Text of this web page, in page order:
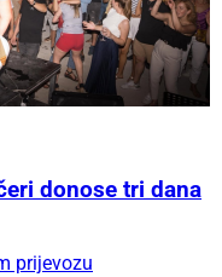
donose tri dana
prijevozu